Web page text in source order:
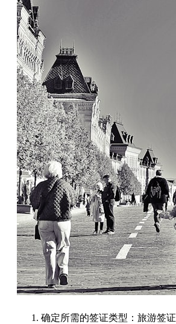
确定所需的签证类型：旅游签证